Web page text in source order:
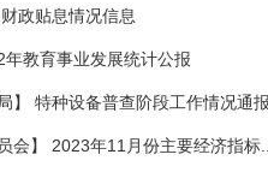
政贴息情况信息
年教育事业发展统计公报
】 特种设备普查阶段工作情况通
会】 2023年11月份主要经济指标